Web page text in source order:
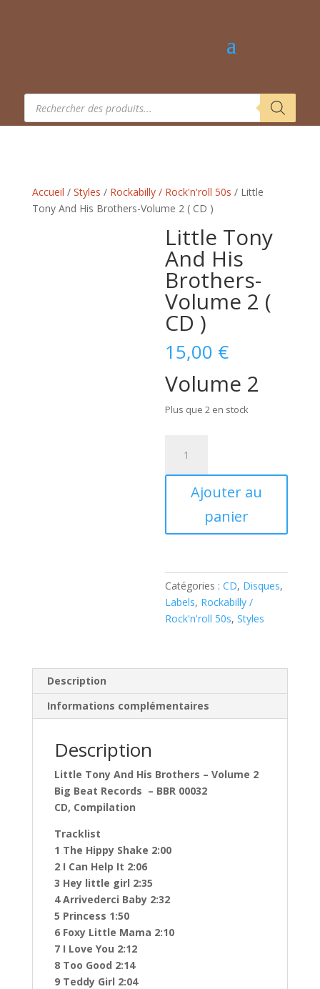
Recherche
produits
Accueil / Styles / Rockabilly / Rock'n'roll 50s / Little
Tony And His Brothers-Volume 2 ‎( CD )
Little Tony
And His
Brothers-
Volume 2 ‎(
CD )
15,00 €
Volume 2
Plus que 2 en stock
Little
2
‎(
CD
)
Ajouter au
panier
Catégories :CD, Disques,
Labels, Rockabilly /
Rock'n'roll 50s,Styles
Description
Informations complémentaires
Description
Little Tony And His Brothers ‎– Volume 2
Big Beat Records ‎– BBR 00032
CD, Compilation
Tracklist
1 The Hippy Shake 2:00
2 I Can Help It 2:06
3 Hey little girl 2:35
4 Arrivederci Baby 2:32
5 Princess 1:50
6 Foxy Little Mama 2:10
7 I Love You 2:12
8 Too Good 2:14
9 Teddy Girl 2:04